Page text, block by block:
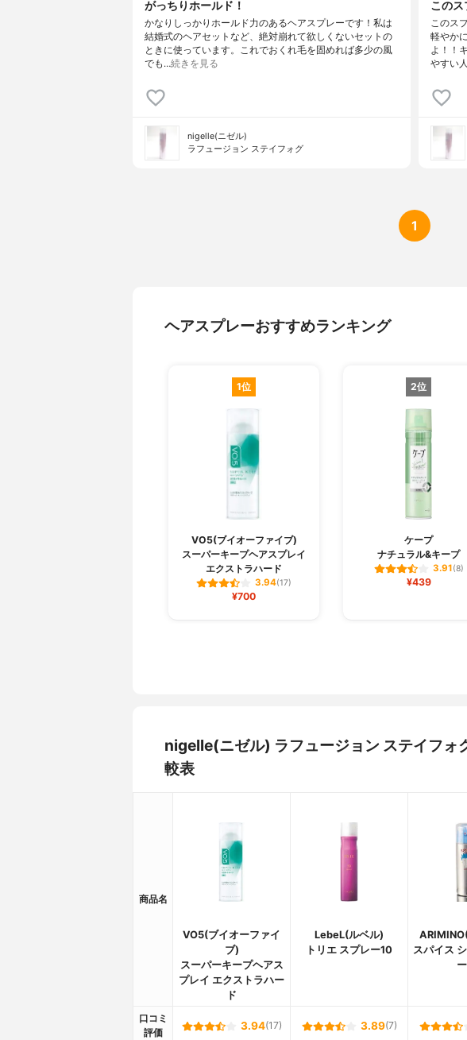
がっちりホールド！
かなりしっかりホールド力のあるヘアスプレーです！私は
結婚式のヘアセットなど、絶対崩れて欲しくないセットの
ときに使っています。これでおくれ毛を固めれば多少の風
でも…続きを見る
nigelle(ニゼル)
ラフュージョン ステイフォグ
この
このス
軽やか
よ！！
やすい
1
ヘアスプレーおすすめランキング
1位
VO5(ブイオーファイブ)
スーパーキープヘアスプレイ
エクストラハード
3.94(17)
¥700
2位
ケープ
ナチュラル&キープ
3.91(8)
¥439
nigelle(ニゼル) ラフュージョン ステイフォ
較表
商品名
VO5(ブイオーファイ
ブ)
スーパーキープヘアス
プレイ エクストラハー
ド
LebeL(ルベル)
トリエ スプレー10
スパイス
口コミ
評価
3.94(17) 3.89(7)